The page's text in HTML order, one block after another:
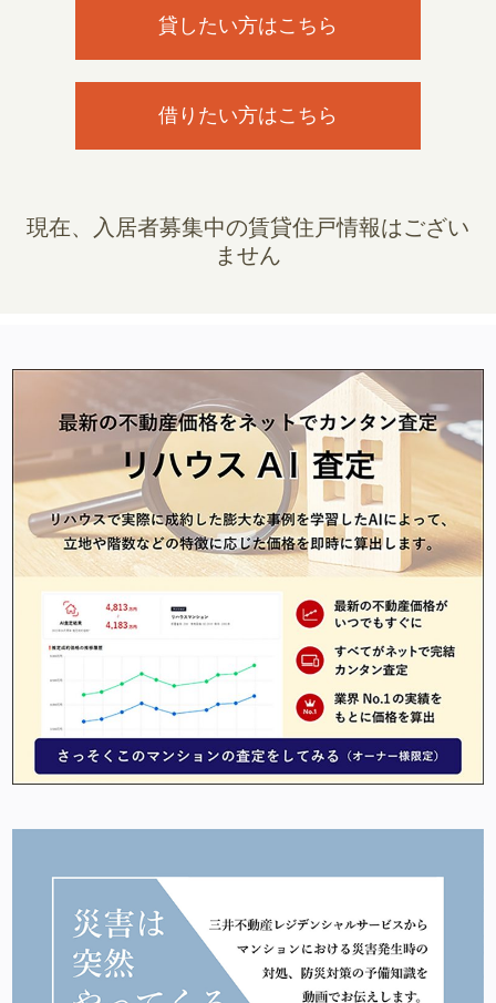
貸したい方はこちら
借りたい方はこちら
現在、入居者募集中の賃貸住戸情報はござい
ません